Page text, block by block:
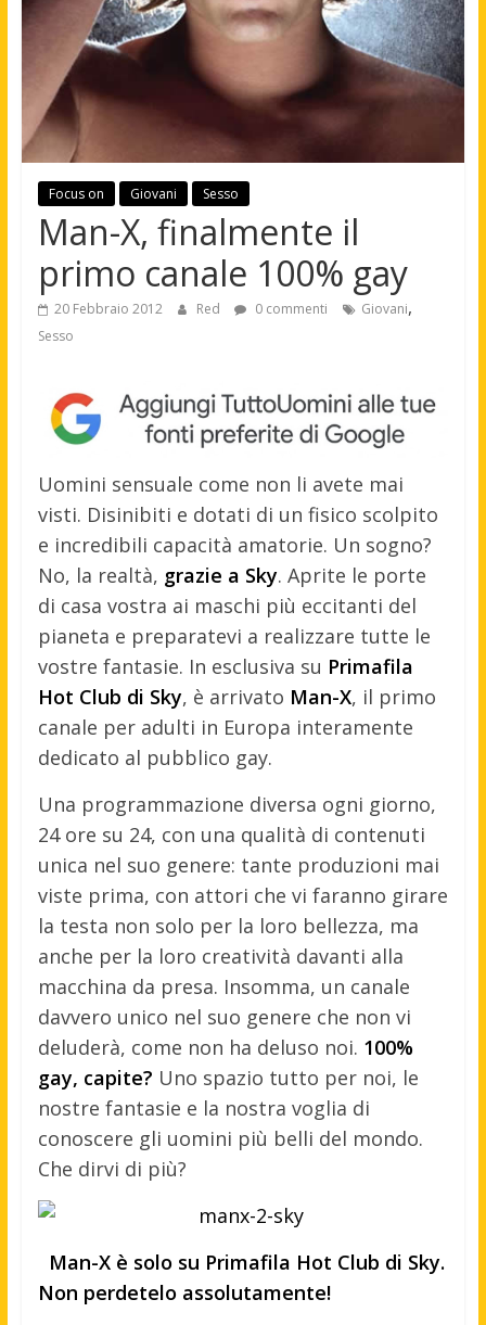
Focus on Giovani Sesso
Man-X, finalmente il
primo canale 100% gay
20 Febbraio 2012 Red 0 commenti Giovani,
Sesso
Uomini sensuale come non li avete mai
visti. Disinibiti e dotati di un fisico scolpito
e incredibili capacità amatorie. Un sogno?
No, la realtà, grazie a Sky. Aprite le porte
di casa vostra ai maschi più eccitanti del
pianeta e preparatevi a realizzare tutte le
vostre fantasie. In esclusiva su Primafila
Hot Club di Sky, è arrivato Man-X, il primo
canale per adulti in Europa interamente
dedicato al pubblico gay.
Una programmazione diversa ogni giorno,
24 ore su 24, con una qualità di contenuti
unica nel suo genere: tante produzioni mai
viste prima, con attori che vi faranno girare
la testa non solo per la loro bellezza, ma
anche per la loro creatività davanti alla
macchina da presa. Insomma, un canale
davvero unico nel suo genere che non vi
deluderà, come non ha deluso noi. 100%
gay, capite? Uno spazio tutto per noi, le
nostre fantasie e la nostra voglia di
conoscere gli uomini più belli del mondo.
Che dirvi di più?
Man-X è solo su Primafila Hot Club di Sky.
Non perdetelo assolutamente!